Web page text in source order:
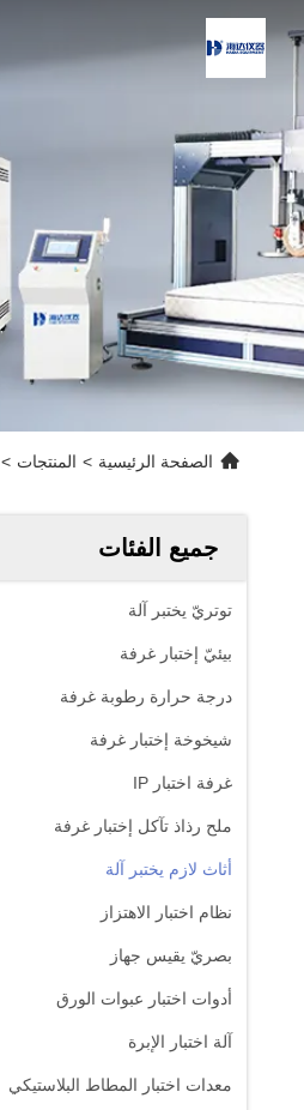
الصفحة الرئيسية > المنتجات >
جميع الفئات
توتريّ يختبر آلة
بيئيّ إختبار غرفة
درجة حرارة رطوبة غرفة
شيخوخة إختبار غرفة
غرفة اختبار IP
ملح رذاذ تآكل إختبار غرفة
أثاث لازم يختبر آلة
نظام اختبار الاهتزاز
بصريّ يقيس جهاز
أدوات اختبار عبوات الورق
آلة اختبار الإبرة
معدات اختبار المطاط البلاستيكي